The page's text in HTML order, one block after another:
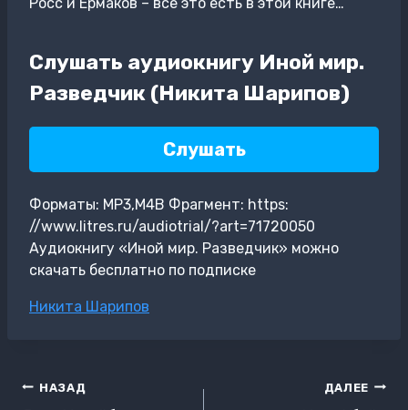
Слушать аудиокнигу Иной мир.
Разведчик (Никита Шарипов)
Слушать
Форматы: MP3,M4B Фрагмент: https:
//www.litres.ru/audiotrial/?art=71720050
Аудиокнигу «Иной мир. Разведчик» можно
скачать бесплатно по подписке
Метки
Никита Шарипов
Навигация
НАЗАД ДАЛЕЕ